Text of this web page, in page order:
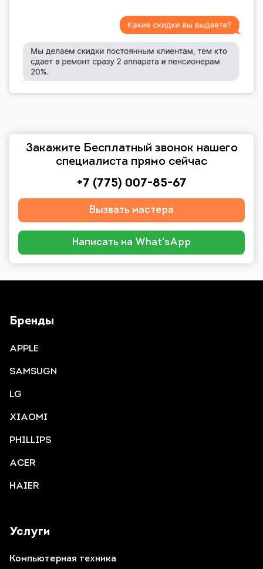
Закажите Бесплатный звонок нашего
специалиста прямо сейчас
+7 (775) 007-85-67
Вызвать мастера
Написать на What'sApp
Услуги
Компьютерная техника
Бренды
APPLE
SAMSUGN
LG
XIAOMI
PHILLIPS
ACER
HAIER